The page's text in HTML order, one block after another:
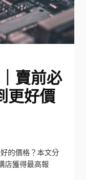
賣前必
更好價
的價格？本文分
店獲得最高報